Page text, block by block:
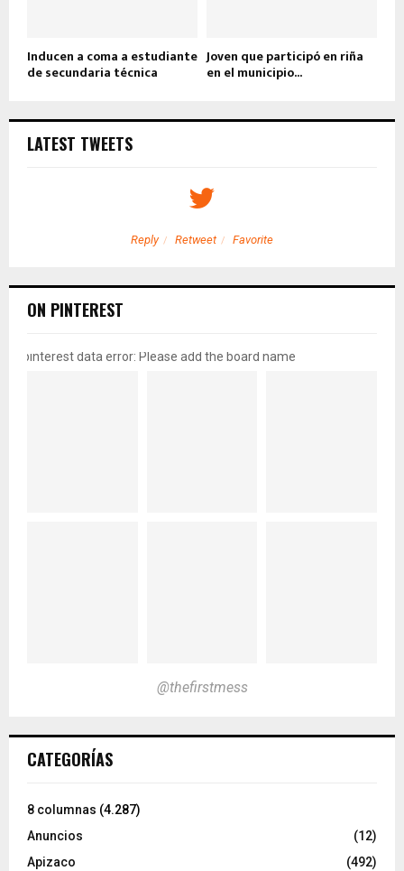
Inducen a coma a estudiante
de secundaria técnica
Joven que participó en riña
en el municipio...
LATEST TWEETS
Reply Retweet Favorite
ON PINTEREST
pinterest data error: Please add the board name
@thefirstmess
CATEGORÍAS
8 columnas (4.287)
Anuncios
(12)
Apizaco
(492)